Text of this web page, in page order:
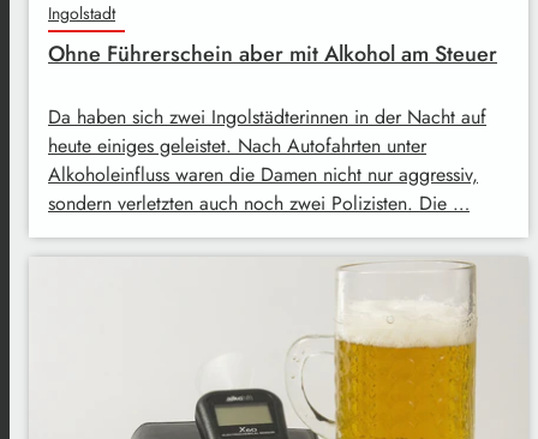
Ingolstadt
Ohne Führerschein aber mit Alkohol am Steuer
Da haben sich zwei Ingolstädterinnen in der Nacht auf
heute einiges geleistet. Nach Autofahrten unter
Alkoholeinfluss waren die Damen nicht nur aggressiv,
sondern verletzten auch noch zwei Polizisten. Die …